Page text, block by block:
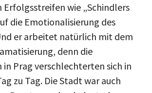
Erfolgsstreifen wie „Schindlers
die Emotionalisierung des
er arbeitet natürlich mit dem
denn die
in Prag verschlechterten sich in
zu Tag. Die Stadt war auch